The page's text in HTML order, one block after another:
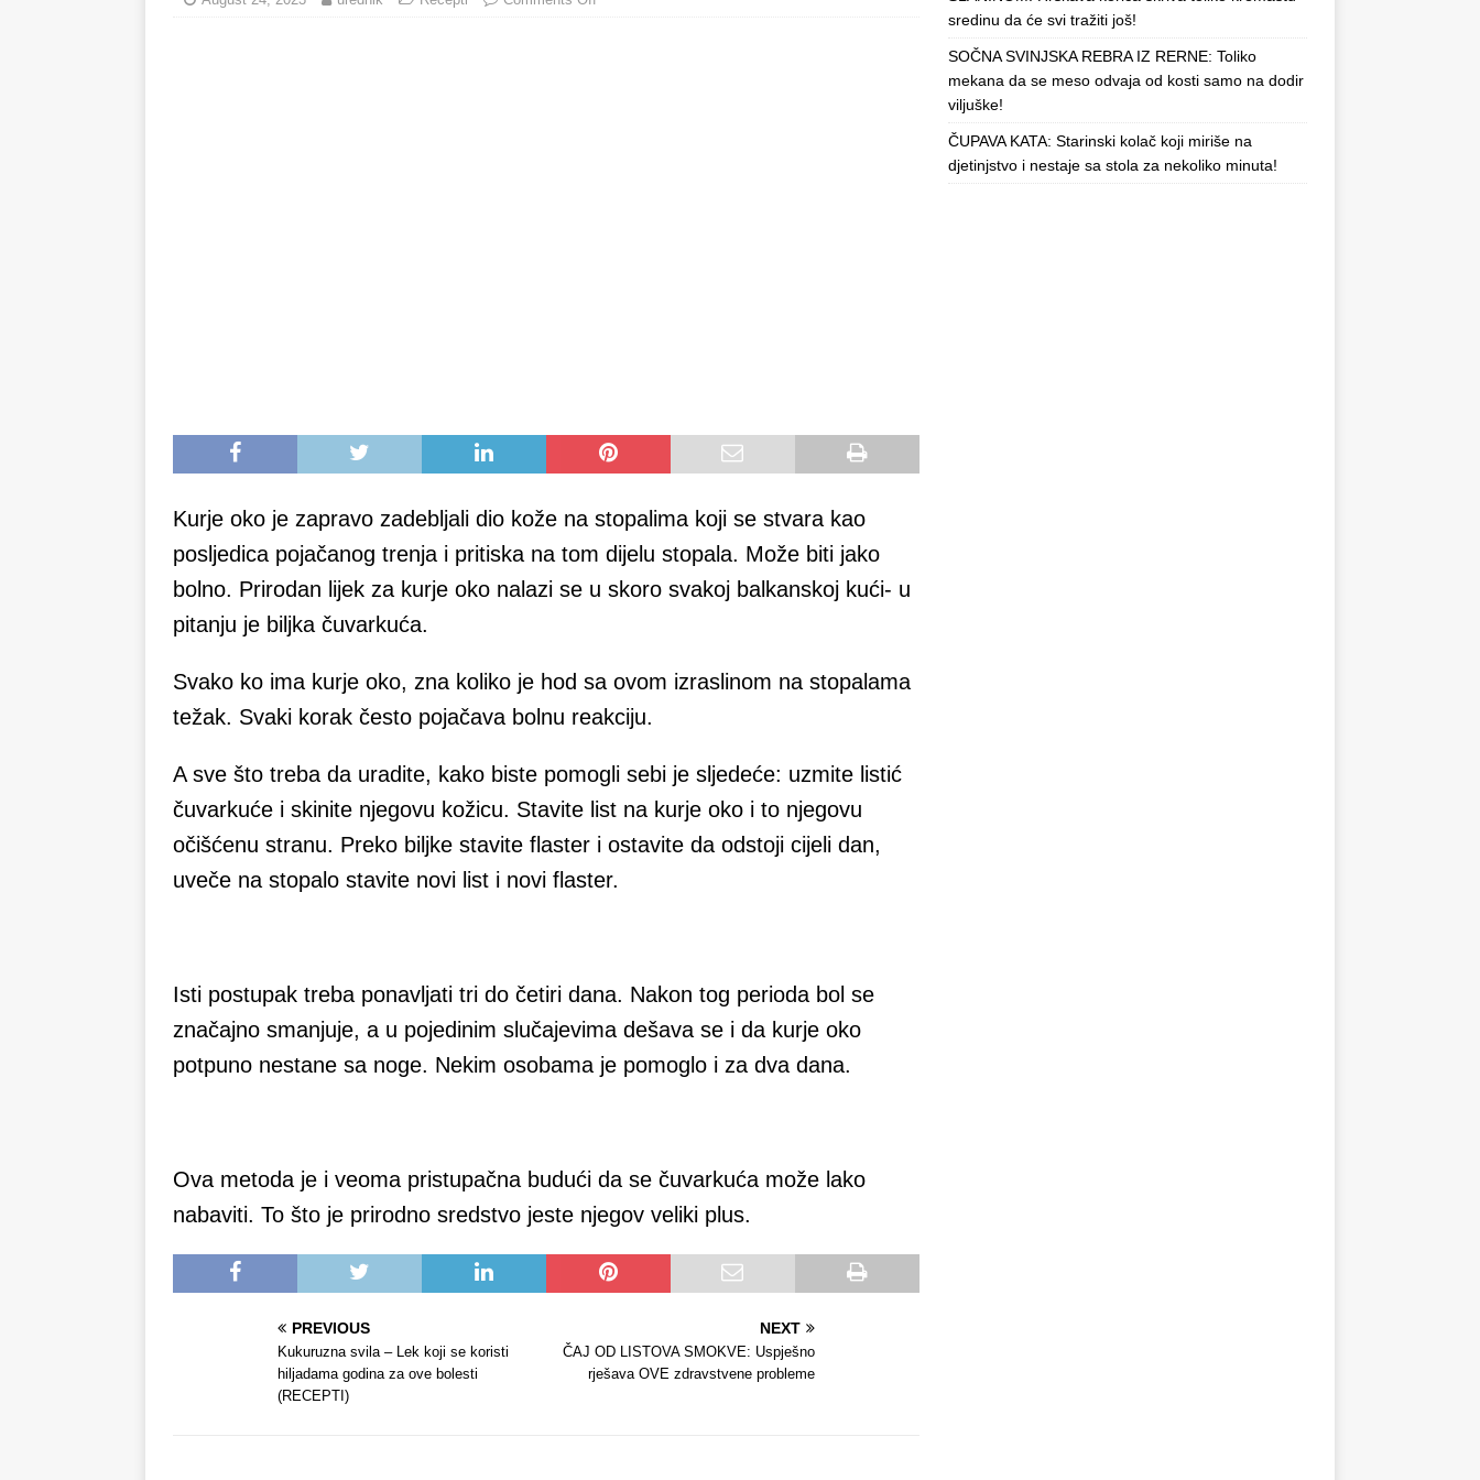
Kurje oko je zapravo zadebljali dio kože na stopalima koji se stvara kao
posljedica pojačanog trenja i pritiska na tom dijelu stopala. Može biti jako
bolno. Prirodan lijek za kurje oko nalazi se u skoro svakoj balkanskoj kući- u
pitanju je biljka čuvarkuća.
Svako ko ima kurje oko, zna koliko je hod sa ovom izraslinom na stopalama
težak. Svaki korak često pojačava bolnu reakciju.
A sve što treba da uradite, kako biste pomogli sebi je sljedeće: uzmite listić
čuvarkuće i skinite njegovu kožicu. Stavite list na kurje oko i to njegovu
očišćenu stranu. Preko biljke stavite flaster i ostavite da odstoji cijeli dan,
uveče na stopalo stavite novi list i novi flaster.
Isti postupak treba ponavljati tri do četiri dana. Nakon tog perioda bol se
značajno smanjuje, a u pojedinim slučajevima dešava se i da kurje oko
potpuno nestane sa noge. Nekim osobama je pomoglo i za dva dana.
Ova metoda je i veoma pristupačna budući da se čuvarkuća može lako
nabaviti. To što je prirodno sredstvo jeste njegov veliki plus.
PREVIOUS
Kukuruzna svila – Lek koji se koristi
hiljadama godina za ove bolesti
(RECEPTI)
NEXT
ČAJ OD LISTOVA SMOKVE: Uspješno
rješava OVE zdravstvene probleme
sredinu da će svi tražiti još!
SOČNA SVINJSKA REBRA IZ RERNE: Toliko
mekana da se meso odvaja od kosti samo na dodir
viljuške!
ČUPAVA KATA: Starinski kolač koji miriše na
djetinjstvo i nestaje sa stola za nekoliko minuta!